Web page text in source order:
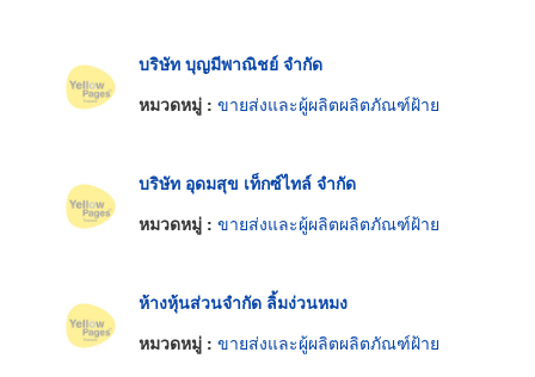
บริษัท บุญมีพาณิชย์ จำกัด
หมวดหมู่ : ขายส่งและผู้ผลิตผลิตภัณฑ์ฝ้าย
บริษัท อุดมสุข เท็กซ์ไทล์ จำกัด
หมวดหมู่ : ขายส่งและผู้ผลิตผลิตภัณฑ์ฝ้าย
ห้างหุ้นส่วนจำกัด ลิ้มง่วนหมง
หมวดหมู่ : ขายส่งและผู้ผลิตผลิตภัณฑ์ฝ้าย